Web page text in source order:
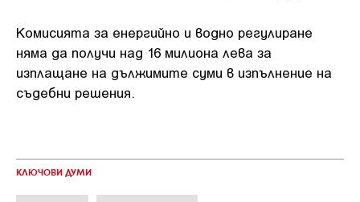
Комисията за енергийно и водно регулиране
няма да получи над 16 милиона лева за
изплащане на дължимите суми в изпълнение на
съдебни решения.
КЛЮЧОВИ ДУМИ